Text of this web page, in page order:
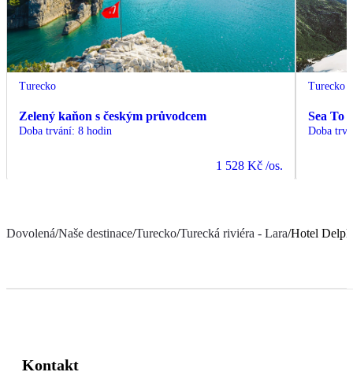
Turecko
Zelený kaňon s českým průvodcem
Doba trvání: 8 hodin
1 528 Kč /os.
Turecko
Sea To
Doba
Dovolená/Naše destinace/Turecko/Turecká riviéra - Lara/Hotel
Kontakt